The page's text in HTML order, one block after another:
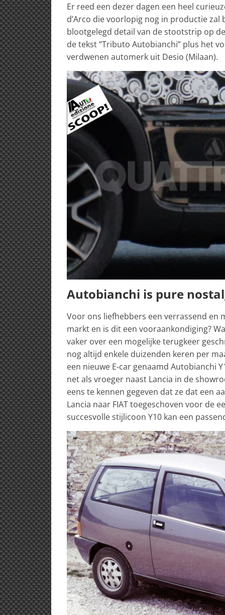
Er reed een dezer dagen een heel
d’Arco die voorlopig nog in productie
blootgelegd detail van de stootstrip op
de tekst “Tributo Autobianchi” plus het
verdwenen automerk uit Desio (Milaan).
Autobianchi is pure
Voor ons liefhebbers een verrassend en
markt en is dit een vooraankondiging?
vaker over een mogelijke terugkeer
nog altijd enkele duizenden keren per
een nieuwe E-car genaamd Autobianchi
net als vroeger naast Lancia in de
eens te kennen gegeven dat ze dat een
Lancia naar FIAT toegeschoven voor de
succesvolle stijlicoon Y10 kan een